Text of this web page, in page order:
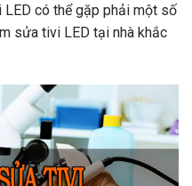
LED có thể gặp phải một số
sửa tivi LED tại nhà khắc